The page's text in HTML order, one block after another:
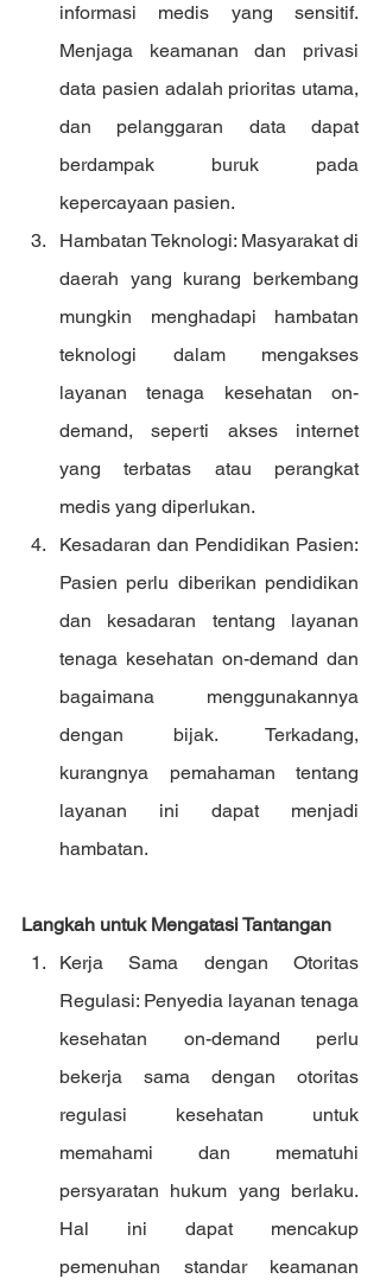
informasi medis yang sensitif.
Menjaga keamanan dan privasi
data pasien adalah prioritas utama,
dan pelanggaran data dapat
berdampak buruk pada
kepercayaan pasien.
Hambatan Teknologi: Masyarakat di
daerah yang kurang berkembang
mungkin menghadapi hambatan
teknologi dalam mengakses
layanan tenaga kesehatan on-
demand, seperti akses internet
yang terbatas atau perangkat
medis yang diperlukan.
Kesadaran dan Pendidikan Pasien:
Pasien perlu diberikan pendidikan
dan kesadaran tentang layanan
tenaga kesehatan on-demand dan
bagaimana menggunakannya
dengan bijak. Terkadang,
kurangnya pemahaman tentang
layanan ini dapat menjadi
hambatan.
Langkah untuk Mengatasi Tantangan
Kerja Sama dengan Otoritas
Regulasi: Penyedia layanan tenaga
kesehatan on-demand perlu
bekerja sama dengan otoritas
regulasi kesehatan untuk
memahami dan mematuhi
persyaratan hukum yang berlaku.
Hal ini dapat mencakup
pemenuhan standar keamanan